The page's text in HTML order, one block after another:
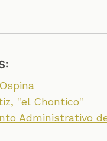
"el Chontico"
Administrativo